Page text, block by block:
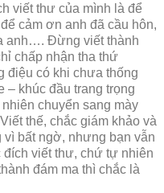
viết thư của mình là để
cảm ơn anh đã cầu hôn,
anh…. Đừng viết thành
chấp nhận tha thứ
điệu có khi chưa thống
– khúc đầu trang trọng
chuyển sang mày
thế, chắc giám khảo và
bất ngờ, nhưng bạn vẫn
viết thư, chứ tự nhiên
đám ma thì chắc là